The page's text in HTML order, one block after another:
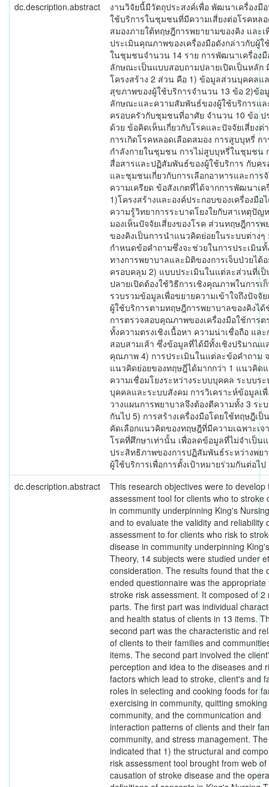
dc.description.abstract
งานวิจัยนี้มีวัตถุประสงค์เพื่อ พัฒนาเครื่องมื
ใช้บริการในชุมชนที่มีความเสี่ยงต่อโรคหลอ
สมองภายใต้ทฤษฎีการพยายามของคิง และเ
ประเมินคุณภาพของเครื่องมือดังกล่าวกับผู้ใ
ในชุมชนจำนวน 14 ราย การพัฒนาเครื่อง
ลักษณะเป็นแบบสอบถามปลายเปิดเป็นหลัก
โครงสร้าง 2 ส่วน คือ 1) ข้อมูลส่วนบุคคลแ
สุขภาพของผู้ใช้บริการจำนวน 13 ข้อ 2)ข้อ
ลักษณะและความสัมพันธ์ของผู้ใช้บริการแล
ครอบครัวกับชุมชนที่อาศัย จำนวน 10 ข้อ ป
ด้วย ข้อคิดเห็นเกี่ยวกับโรคและปัจจัยเสี่ยงต่
การเกิดโรคหลอดเลือดสมอง การสูบบุหรี่ ก
กำลังกายในชุมชน การไม่สูบบุหรี่ในชุมชน
สื่อสารและปฏิสัมพันธ์ของผู้ใช้บริการ กับคร
และชุมชนเกี่ยวกับการเลือกอาหารและการ
ความเครียด ข้อสังเกตที่ได้จากการพัฒนาเค
1)โครงสร้างและองค์ประกอบของเครื่องมือ
ความรู้วิทยาการระบาดโยงใยกับสาเหตุปัญ
มองเห็นปัจจัยเสี่ยงของโรค ส่วนทฤษฎีการพ
ของคิงเป็นการนำแนวคิดย่อยในระบบต่างๆ
กำหนดข้อคำถามซึ่งจะช่วยในการประเมิน
ทางการพยาบาลและมิติของการเจ็บป่วยได้
ครอบคลุม 2) แบบประเมินในแต่ละส่วนที่เ
ปลายเปิดต้องใช้วิธีการเชิงคุณภาพในการเ
รวบรวมข้อมูลเพื่อขยายความเข้าใจถึงปัจจัย
ผู้ใช้บริการตามทฤษฎีการพยาบาลของคิงได้
การตรวจสอบคุณภาพของเครื่องมือใช้การต
ทั้งความตรงเชิงเนื้อหา ความน่าเชื่อถือ แล
สอบสามเส้า ซึ่งข้อมูลที่ได้มีทั้งเชิงปริมาณแ
คุณภาพ 4) การประเมินในแต่ละข้อคำถาม
แนวคิดย่อยของทฤษฎีได้มากกว่า 1 แนวคิด
ความเชื่อมโยงระหว่างระบบบุคคล ระบบระ
บุคคลและระบบสังคม การวิเคราะห์ข้อมูลเ
วางแผนการพยาบาลจึงต้องตีความทั้ง 3 ระ
กันไป 5) การสร้างเครื่องมือโดยใช้ทฤษฎีเป็
คัดเลือกแนวคิดของทฤษฎีที่มีความเฉพาะเจ
โรคที่ศึกษาเท่านั้น เพื่อลดข้อมูลที่ไม่จำเป็น
ประสิทธิภาพของการปฏิสัมพันธ์ระหว่างพย
ผู้ใช้บริการเพื่อการตั้งเป้าหมายร่วมกันต่อไป
dc.description.abstract
This research objectives were to develop
assessment tool for clients who to stroke
in community underpinning King's
and to evaluate the validity and reliability
assessment to for clients who risk to
disease in community underpinning
Theory, 14 subjects were studied under
consideration. The results found that the
ended questionnaire was the appropriate
stroke risk assessment. It composed of 2
parts. The first part was individual
and health status of clients in 13 items.
second part was the characteristic and
of clients to their families and
items. The second part involved the
perception and idea to the diseases and
factors which lead to stroke, client's and
roles in selecting and cooking foods for
exercising in community, quitting
community, and the communication and
interaction patterns of clients and their
community, and stress management.
indicated that 1) the structural and
risk assessment tool brought from web of
causation of stroke disease and the